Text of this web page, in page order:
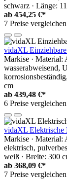
schwarz · Länge:
ab 454,25 €*
7 Preise vergleichen
vidaXL
Markise · Material:
wasserabweisend,
cm
ab 439,48 €*
6 Preise vergleichen
vidaXL Elektrische
Markise · Material:
elektrisch,
weiß · Breite: 300
ab 368,09 €*
7 Preise vergleichen